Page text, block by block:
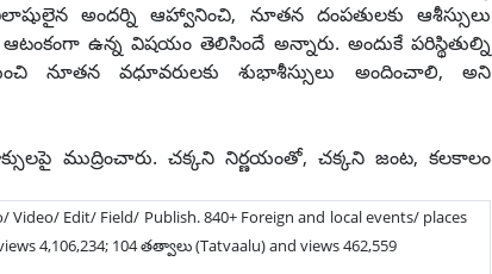
అందర్ని ఆహ్వానించి, నూతన దంపతులకు ఆశీస్సులు
ఉన్న విషయం తెలిసిందే అన్నారు. అందుకే పరిస్థితుల్ని
వధూవరులకు శుభాశీస్సులు అందించాలి, అని
ముద్రించారు. చక్కని నిర్ణయంతో, చక్కని జంట, కలకాలం
Video/ Edit/ Field/ Publish. 840+ Foreign and local events/ places
4,106,234; 104 తత్వాలు (Tatvaalu) and views 462,559